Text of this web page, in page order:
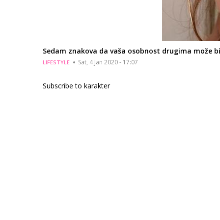
Sedam znakova da vaša osobnost drugima može
LIFESTYLE Sat, 4 Jan 2020 - 17:07
Subscribe to karakter